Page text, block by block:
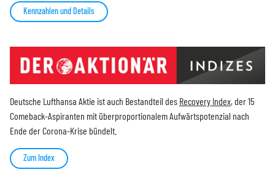
Kennzahlen und Details
Deutsche Lufthansa Aktie ist auch Bestandteil des Recovery Index, der 15
Comeback-Aspiranten mit überproportionalem Aufwärtspotenzial nach
Ende der Corona-Krise bündelt.
Zum Index